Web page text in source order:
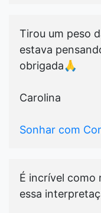
Tirou um peso
estava
obrigada🙏
Carolina
Sonhar com
É incrível como
essa